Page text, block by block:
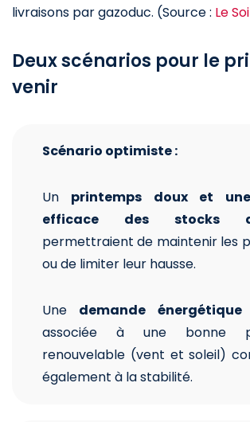
livraisons par gazoduc. (Source : Le
Deux scénarios pour le
venir
Scénario optimiste :
Un printemps doux et
efficace des stocks
permettraient de maintenir les
ou de limiter leur hausse.
Une demande énergétique
associée à une bonne
renouvelable (vent et soleil)
également à la stabilité.